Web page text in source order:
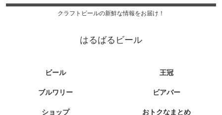
クラフトビールの新鮮な情報をお届け！
はるばるビール
ビール 王冠
ブルワリー ビアバー
ショップ おトクなまとめ